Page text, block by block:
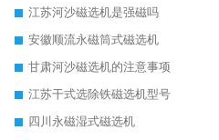
江苏河沙磁选机是强磁吗
安徽顺流永磁筒式磁选机
甘肃河沙磁选机的注意事项
江苏干式选除铁磁选机型号
四川永磁湿式磁选机